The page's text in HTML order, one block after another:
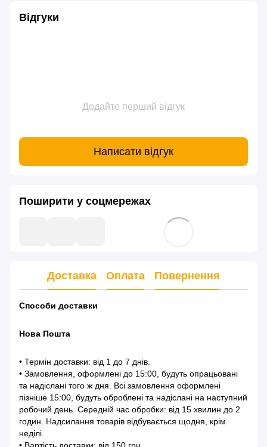
Відгуки
Додайте перший відгук
Написати відгук
Поширити у соцмережах
Доставка Оплата Повернення
Способи доставки
Нова Пошта
• Термін доставки: від 1 до 7 днів.
• Замовлення, оформлені до 15:00, будуть опрацьовані
та надіслані того ж дня. Всі замовлення оформлені
пізніше 15:00, будуть оброблені та надіслані на наступний
робочий день. Середній час обробки: від 15 хвилин до 2
годин. Надсилання товарів відбувається щодня, крім
неділі.